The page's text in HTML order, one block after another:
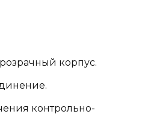
корпус.
контрольно-